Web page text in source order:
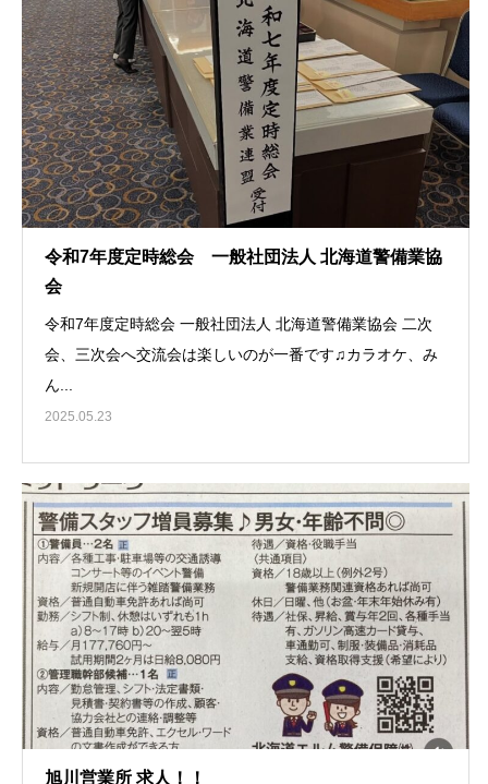
令和7年度定時総会 一般社団法人 北海道警備業協
会
令和7年度定時総会 一般社団法人 北海道警備業協会 二次
会、三次会へ交流会は楽しいのが一番です♫カラオケ、み
ん...
2025.05.23
旭川営業所 求人！！